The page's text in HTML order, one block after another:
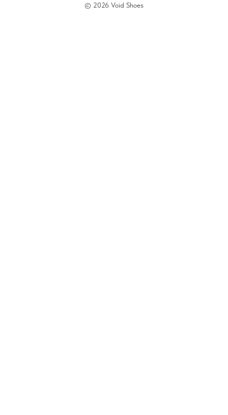
© 2026 Void Shoes